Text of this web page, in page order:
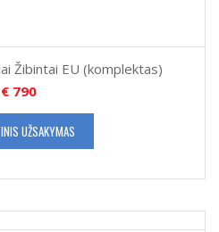
Žibintai EU (komplektas)
€ 790
UŽSAKYMAS